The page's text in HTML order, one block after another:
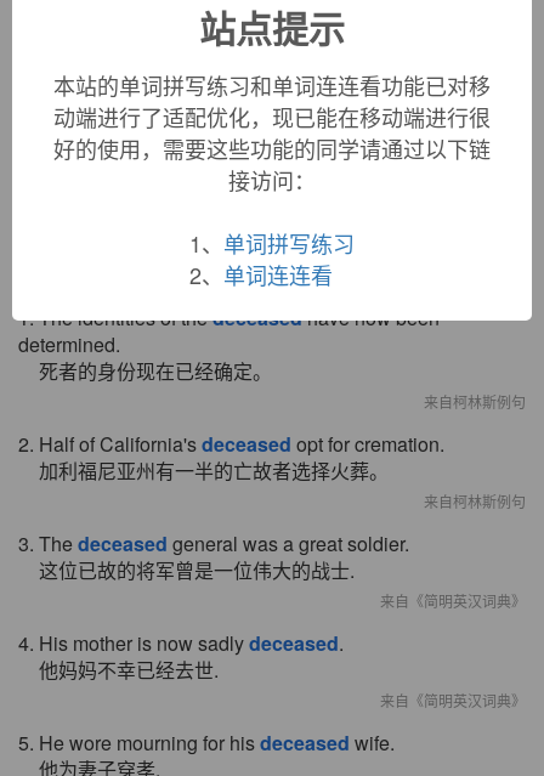
late 15c., past participle adjective fromdecease(v.). As a
verbal noun meaning "dead person, those who are dead,"
from early 17c.
1. The identities of thedeceasedhave now been
determined.
死者的身份现在已经确定。
来自柯林斯例句
2. Half of California'sdeceased opt for cremation.
加利福尼亚州有一半的亡故者选择火葬。
来自柯林斯例句
3. The deceased general was a great soldier.
这位已故的将军曾是一位伟大的战士.
来自《简明英汉词典》
4. His mother is now sadlydeceased.
他妈妈不幸已经去世.
来自《简明英汉词典》
5. He wore mourning for hisdeceased wife.
他为妻子穿孝.
站点提示
本站的单词拼写练习和单词连连看功能已对移
动端进行了适配优化，现已能在移动端进行很
好的使用，需要这些功能的同学请通过以下链
接访问：
1、 单词拼写练习
2、 单词连连看